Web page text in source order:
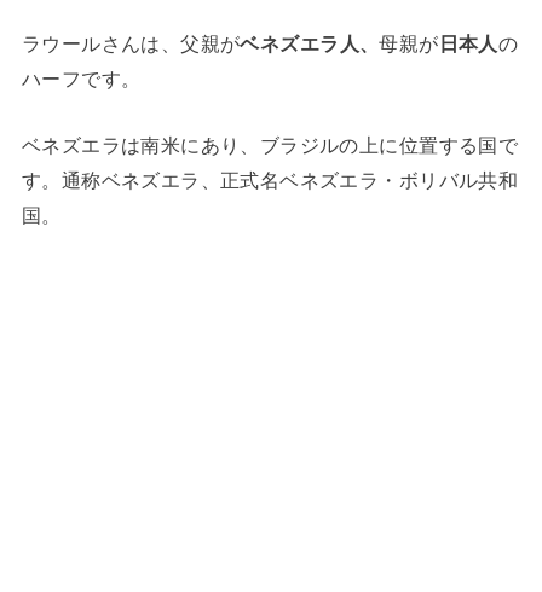
ラウールさんは、父親がベネズエラ人、母親が 日本人の
ハーフです。
ベネズエラは南米にあり、ブラジルの上に位置する国で
す。通称ベネズエラ、正式名ベネズエラ・ボリバル共和
国。